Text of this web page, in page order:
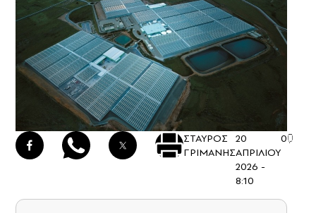
ΣΤΑΥΡΟΣ
ΓΡΙΜΑΝΗΣ
20
ΑΠΡΙΛΙΟΥ
2026 -
8:10
0